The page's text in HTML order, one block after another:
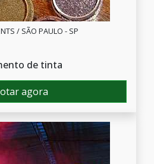
/ SÃO PAULO - SP
de tinta
agora